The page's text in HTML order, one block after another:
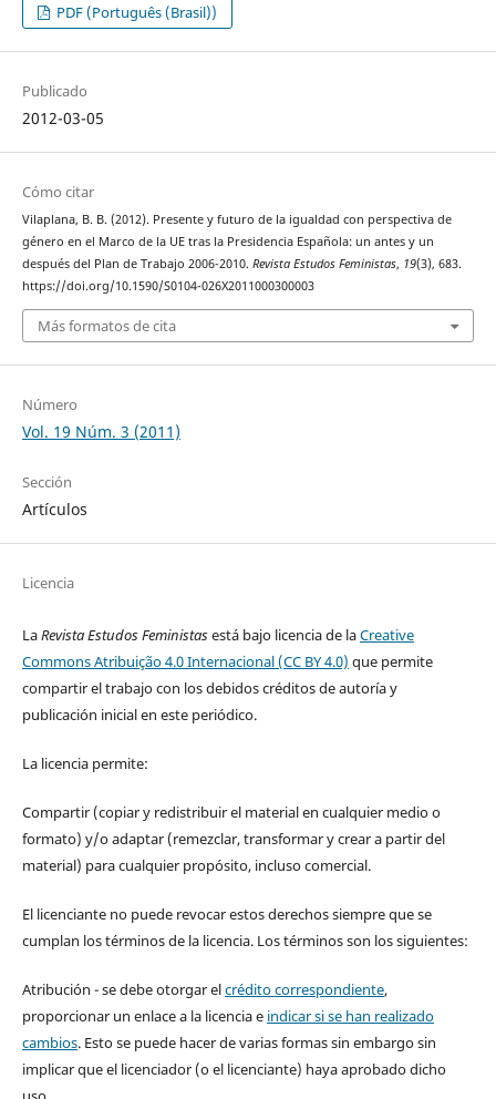
PDF (Português (Brasil))
Publicado
2012-03-05
Cómo citar
Vilaplana, B. B. (2012). Presente y futuro de la igualdad con perspectiva de
género en el Marco de la UE tras la Presidencia Española: un antes y un
después del Plan de Trabajo 2006-2010. Revista Estudos Feministas, 19(3), 683.
https://doi.org/10.1590/S0104-026X2011000300003
Más formatos de cita
Número
Vol. 19 Núm. 3 (2011)
Sección
Artículos
Licencia
LaRevista Estudos Feministasestá bajo licencia de laCreative
Commons Atribuição 4.0 Internacional (CC BY 4.0) que permite
compartir el trabajo con los debidos créditos de autoría y
publicación inicial en este periódico.
La licencia permite:
Compartir (copiar y redistribuir el material en cualquier medio o
formato) y/o adaptar (remezclar, transformar y crear a partir del
material) para cualquier propósito, incluso comercial.
El licenciante no puede revocar estos derechos siempre que se
cumplan los términos de la licencia. Los términos son los siguientes:
Atribución - se debe otorgar elcrédito correspondiente,
proporcionar un enlace a la licencia e indicar si se han realizado
cambios. Esto se puede hacer de varias formas sin embargo sin
implicar que el licenciador (o el licenciante) haya aprobado dicho